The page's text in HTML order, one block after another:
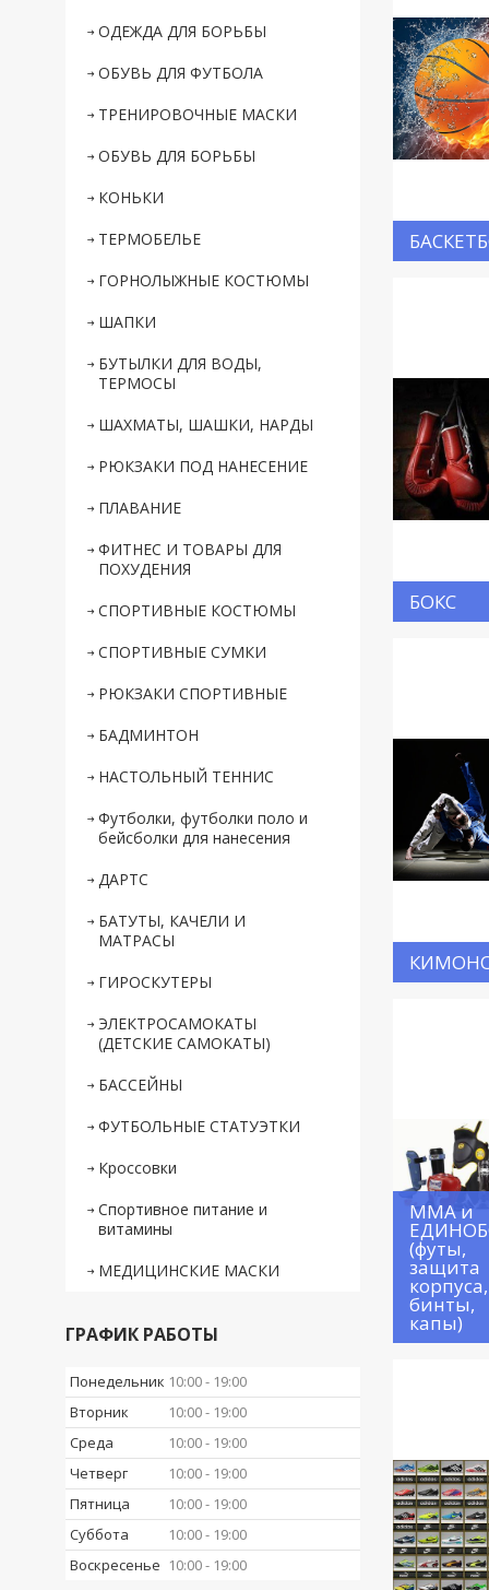
БОКС
ММА и
(футы,
защита
корпуса,
бинты,
капы)
ОДЕЖДА ДЛЯ БОРЬБЫ
ОБУВЬ ДЛЯ ФУТБОЛА
ТРЕНИРОВОЧНЫЕ МАСКИ
ОБУВЬ ДЛЯ БОРЬБЫ
КОНЬКИ
ТЕРМОБЕЛЬЕ
ГОРНОЛЫЖНЫЕ КОСТЮМЫ
ШАПКИ
БУТЫЛКИ ДЛЯ ВОДЫ,
ТЕРМОСЫ
ШАХМАТЫ, ШАШКИ, НАРДЫ
РЮКЗАКИ ПОД НАНЕСЕНИЕ
ПЛАВАНИЕ
ФИТНЕС И ТОВАРЫ ДЛЯ
ПОХУДЕНИЯ
СПОРТИВНЫЕ КОСТЮМЫ
СПОРТИВНЫЕ СУМКИ
РЮКЗАКИ СПОРТИВНЫЕ
БАДМИНТОН
НАСТОЛЬНЫЙ ТЕННИС
Футболки, футболки поло и
бейсболки для нанесения
ДАРТС
БАТУТЫ, КАЧЕЛИ И
МАТРАСЫ
ГИРОСКУТЕРЫ
ЭЛЕКТРОСАМОКАТЫ
(ДЕТСКИЕ САМОКАТЫ)
БАССЕЙНЫ
ФУТБОЛЬНЫЕ СТАТУЭТКИ
Кроссовки
Спортивное питание и
витамины
МЕДИЦИНСКИЕ МАСКИ
ГРАФИК РАБОТЫ
Понедельник 10:00
19:00
Вторник
10:00
19:00
Среда
10:00
19:00
Четверг
10:00
19:00
Пятница
10:00
19:00
Суббота
10:00
19:00
Воскресенье 10:00 19:00